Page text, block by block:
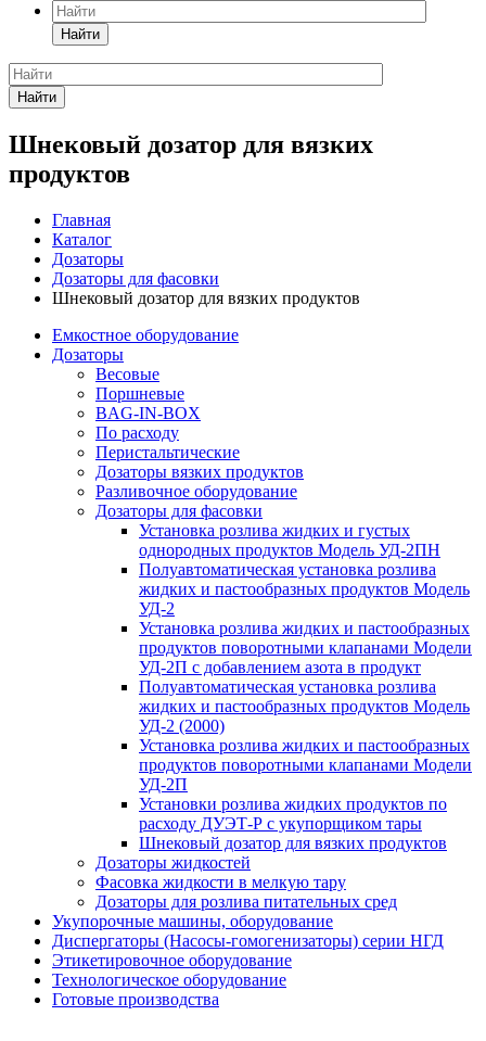
Найти
Найти
Шнековый дозатор для вязких
продуктов
Главная
Каталог
Дозаторы
Дозаторы для фасовки
Шнековый дозатор для вязких продуктов
Емкостное оборудование
Дозаторы
Весовые
Поршневые
BAG-IN-BOX
По расходу
Перистальтические
Дозаторы вязких продуктов
Разливочное оборудование
Дозаторы для фасовки
Установка розлива жидких и густых
однородных продуктов Модель УД-2ПН
Полуавтоматическая установка розлива
жидких и пастообразных продуктов Модель
УД-2
Установка розлива жидких и пастообразных
продуктов поворотными клапанами Модели
УД-2П с добавлением азота в продукт
Полуавтоматическая установка розлива
жидких и пастообразных продуктов Модель
УД-2 (2000)
Установка розлива жидких и пастообразных
продуктов поворотными клапанами Модели
УД-2П
Установки розлива жидких продуктов по
расходу ДУЭТ-Р с укупорщиком тары
Шнековый дозатор для вязких продуктов
Дозаторы жидкостей
Фасовка жидкости в мелкую тару
Дозаторы для розлива питательных сред
Укупорочные машины, оборудование
Диспергаторы (Насосы-гомогенизаторы) серии НГД
Этикетировочное оборудование
Технологическое оборудование
Готовые производства